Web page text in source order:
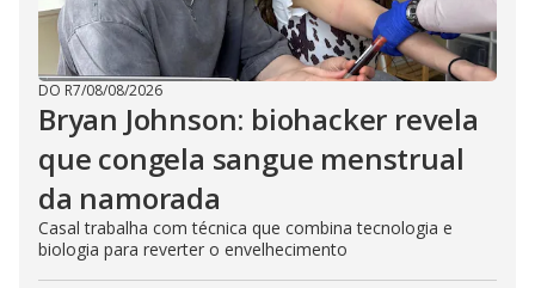
DO R7/08/08/2026
Bryan Johnson: biohacker revela
que congela sangue menstrual
da namorada
Casal trabalha com técnica que combina tecnologia e
biologia para reverter o envelhecimento